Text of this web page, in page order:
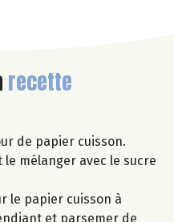
recette
de papier cuisson.
mélanger avec le sucre
le papier cuisson à
et parsemer de